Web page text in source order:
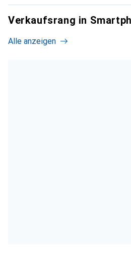
Verkaufsrang in
Alle anzeigen